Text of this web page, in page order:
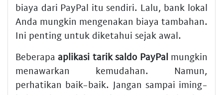
biaya dari PayPal itu sendiri. Lalu, bank lokal
Anda mungkin mengenakan biaya tambahan.
Ini penting untuk diketahui sejak awal.
Beberapa aplikasi tarik saldo PayPalmungkin
menawarkan kemudahan. Namun,
perhatikan baik-baik. Jangan sampai iming-